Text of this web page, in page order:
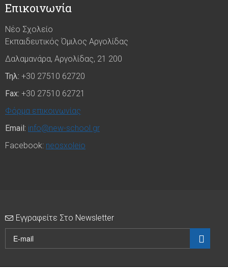
Επικοινωνία
Νέο Σχολείο
Εκπαιδευτικός Όμιλος Αργολίδας
Δαλαμανάρα, Αργολίδας, 21 200
Τηλ: +30 27510 62720
Fax: +30 27510 62721
Φόρμα επικοινωνίας
Email: info@new-school.gr
Facebook: neosxoleio
Εγγραφείτε Στο Newsletter